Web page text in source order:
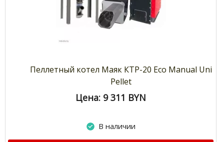
Пеллетный котел Маяк КТР-20 Eco Manual Uni
Pellet
Цена: 9 311 BYN
В наличии